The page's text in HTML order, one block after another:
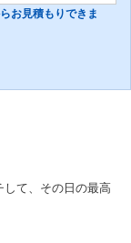
お見積もりできま
して、その日の最高